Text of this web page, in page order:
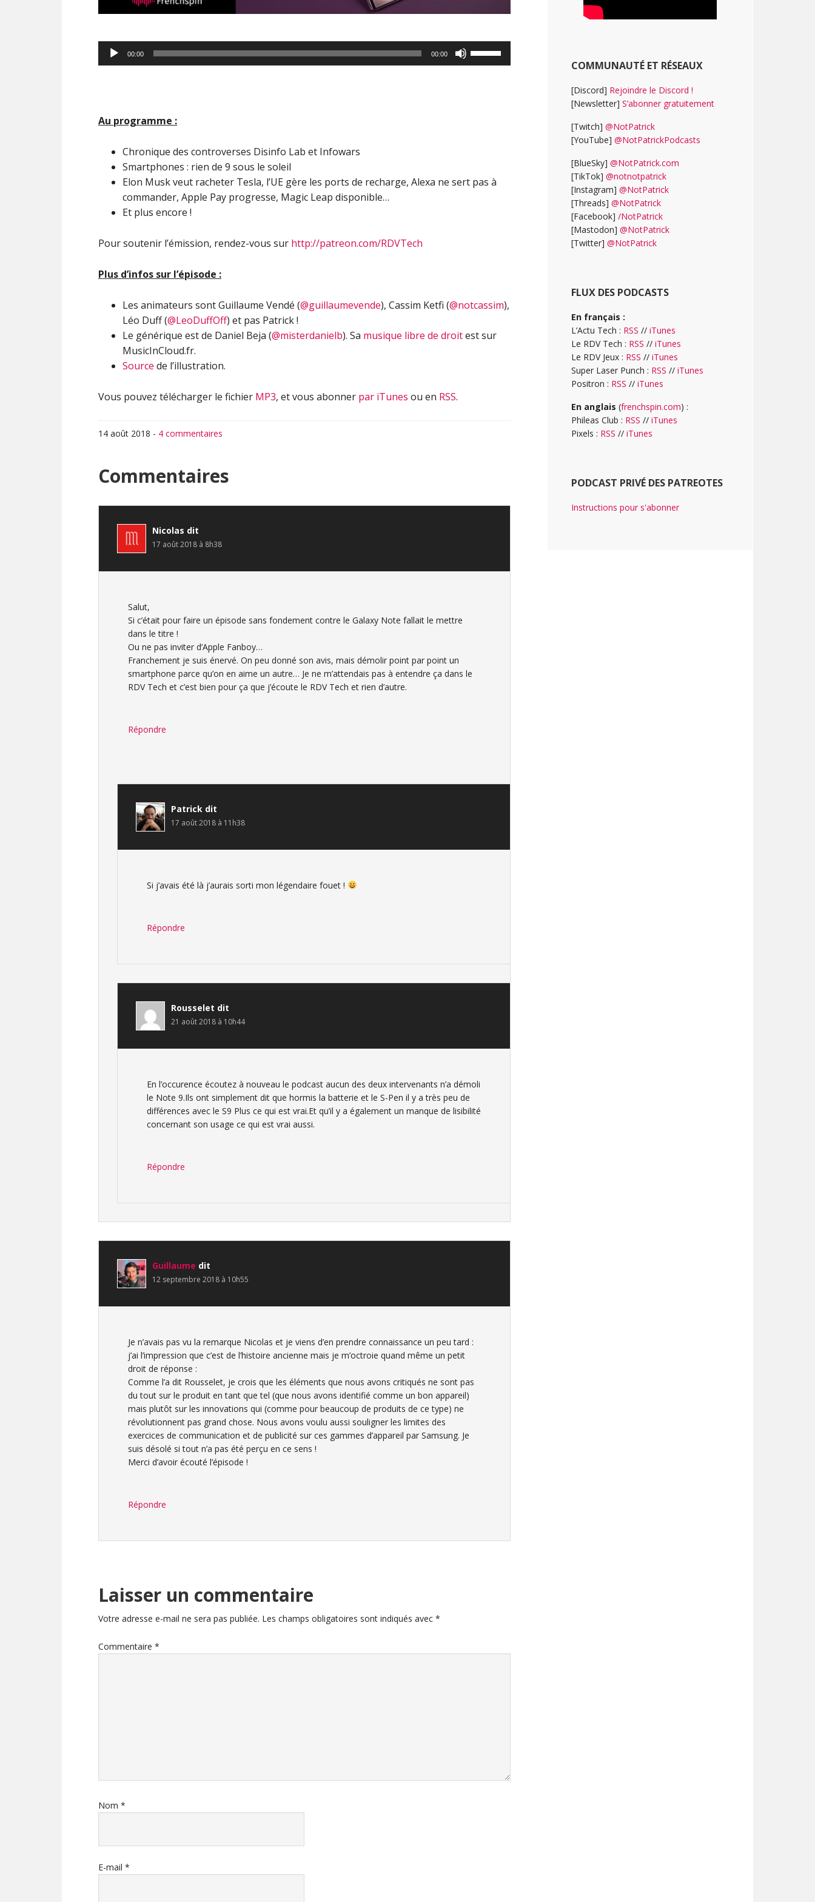
Lecteur
audio
00:00 00:00
les
volume.
Au programme :
Chronique des controverses Disinfo Lab et Infowars
Smartphones : rien de 9 sous le soleil
Elon Musk veut racheter Tesla, l’UE gère les ports de recharge, Alexa ne sert pas à
commander, Apple Pay progresse, Magic Leap disponible…
Et plus encore !
Pour soutenir l’émission, rendez-vous sur http://patreon.com/RDVTech
Plus d’infos sur l’épisode :
Les animateurs sont Guillaume Vendé (@guillaumevende), Cassim Ketfi (@notcassim),
Léo Duff (@LeoDuffOff) et pas Patrick !
Le générique est de Daniel Beja (@misterdanielb). Sa musique libre de droitest sur
MusicInCloud.fr.
Source de l’illustration.
Vous pouvez télécharger le fichier MP3, et vous abonner par iTunes ou en RSS.
14 août 2018 - 4 commentaires
Interactions
du
lecteur
Commentaires
Nicolas dit
17 août 2018 à 8h38
Salut,
Si c’était pour faire un épisode sans fondement contre le Galaxy Note fallait le mettre
dans le titre !
Ou ne pas inviter d’Apple Fanboy…
Franchement je suis énervé. On peu donné son avis, mais démolir point par point un
smartphone parce qu’on en aime un autre… Je ne m’attendais pas à entendre ça dans le
RDV Tech et c’est bien pour ça que j’écoute le RDV Tech et rien d’autre.
Répondre
Patrick dit
17 août 2018 à 11h38
Si j’avais été là j’aurais sorti mon légendaire fouet !
Répondre
Rousselet dit
21 août 2018 à 10h44
En l’occurence écoutez à nouveau le podcast aucun des deux intervenants n’a démoli
le Note 9.Ils ont simplement dit que hormis la batterie et le S-Pen il y a très peu de
différences avec le S9 Plus ce qui est vrai.Et qu’il y a également un manque de lisibilité
concernant son usage ce qui est vrai aussi.
Répondre
Guillaume dit
12 septembre 2018 à 10h55
Je n’avais pas vu la remarque Nicolas et je viens d’en prendre connaissance un peu tard :
j’ai l’impression que c’est de l’histoire ancienne mais je m’octroie quand même un petit
droit de réponse :
Comme l’a dit Rousselet, je crois que les éléments que nous avons critiqués ne sont pas
du tout sur le produit en tant que tel (que nous avons identifié comme un bon appareil)
mais plutôt sur les innovations qui (comme pour beaucoup de produits de ce type) ne
révolutionnent pas grand chose. Nous avons voulu aussi souligner les limites des
exercices de communication et de publicité sur ces gammes d’appareil par Samsung. Je
suis désolé si tout n’a pas été perçu en ce sens !
Merci d’avoir écouté l’épisode !
Répondre
Laisser un commentaire
Votre adresse e-mail ne sera pas publiée. Les champs obligatoires sont indiqués avec *
Commentaire *
Nom *
E-mail *
COMMUNAUTÉ ET RÉSEAUX
[Discord] Rejoindre le Discord !
[Newsletter] S’abonner gratuitement
[Twitch] @NotPatrick
[YouTube] @NotPatrickPodcasts
[BlueSky] @NotPatrick.com
[TikTok] @notnotpatrick
[Instagram] @NotPatrick
[Threads] @NotPatrick
[Facebook] /NotPatrick
[Mastodon] @NotPatrick
[Twitter] @NotPatrick
FLUX DES PODCASTS
En français :
L’Actu Tech : RSS // iTunes
Le RDV Tech : RSS // iTunes
Le RDV Jeux : RSS // iTunes
Super Laser Punch : RSS // iTunes
Positron : RSS // iTunes
En anglais (frenchspin.com) :
Phileas Club : RSS // iTunes
Pixels : RSS // iTunes
PODCAST PRIVÉ DES PATREOTES
Instructions pour s'abonner